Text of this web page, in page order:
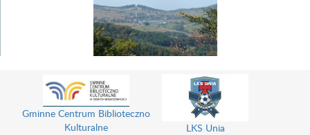
Gminne Centrum Biblioteczno
Kulturalne
LKS Unia